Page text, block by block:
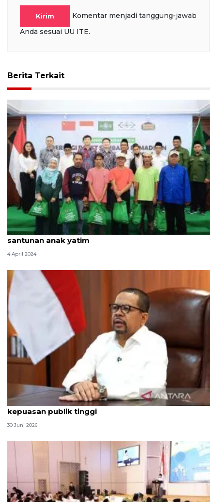
Kirim
Komentar menjadi tanggung-jawab
Anda sesuai UU ITE.
Berita Terkait
Kedubes China salurkan 1.000 paket sembako dan
santunan anak yatim
4 April 2024
Qodari: Pemerintah tak puas diri meski tingkat
kepuasan publik tinggi
30 Juni 2026